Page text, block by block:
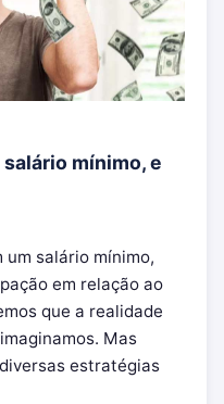
mínimo, e
um salário mínimo,
em relação ao
que a realidade
Mas
estratégias